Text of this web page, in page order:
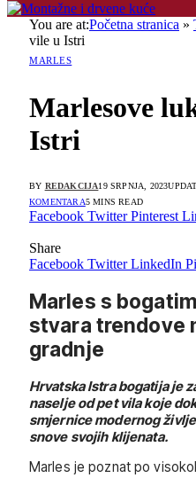
You are at:Početna stranica »
vile u Istri
MARLES
Marlesove
Istri
BY REDAKCIJA19 SRPNJA, 2023
KOMENTARA5 MINS READ
Facebook Twitter Pinterest
Share
Facebook Twitter LinkedIn
Marles s
stvara trendove
gradnje
Hrvatska Istra bogatija je
naselje od pet vila koje
smjernice modernog
snove svojih klijenata.
Marles je poznat po